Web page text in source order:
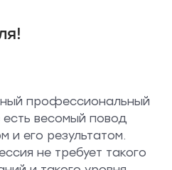
профессиональный
весомый повод
и его результатом.
не требует такого